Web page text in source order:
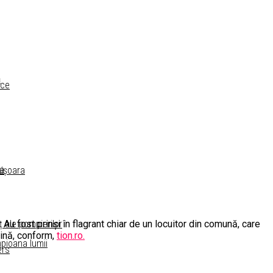
ale pompierilor
lumii
fost prinși în flagrant chiar de un locuitor din comună, care
conform, tion.ro.